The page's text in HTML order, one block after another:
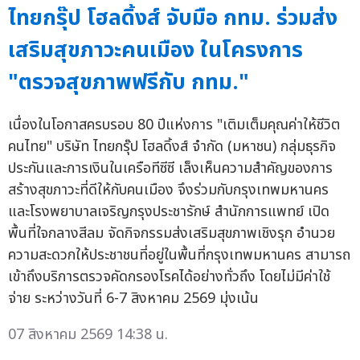
ไทยกรุ๊ป โฮลดิ้งส์ จับมือ กทม. ร่วมส่ง
เสริมสุขภาวะคนเมือง ในโครงการ
"ตรวจสุขภาพฟรีกับ กทม."
เนื่องในโอกาสครบรอบ 80 ปีแห่งการ "เติมเต็มคุณค่าให้ชีวิต
คนไทย" บริษัท ไทยกรุ๊ป โฮลดิ้งส์ จำกัด (มหาชน) กลุ่มธุรกิจ
ประกันและการเงินในเครือทีซีซี เล็งเห็นความสำคัญของการ
สร้างสุขภาวะที่ดีให้กับคนเมือง จึงร่วมกับกรุงเทพมหานคร
และโรงพยาบาลเจริญกรุงประชารักษ์ สำนักการแพทย์ เปิด
พื้นที่ใจกลางสีลม จัดกิจกรรมส่งเสริมสุขภาพเชิงรุก อำนวย
ความสะดวกให้ประชาชนที่อยู่ในพื้นที่กรุงเทพมหานคร สามารถ
เข้าถึงบริการตรวจคัดกรองโรคได้อย่างทั่วถึง โดยไม่มีค่าใช้
จ่าย ระหว่างวันที่ 6-7 สิงหาคม 2569 มุ่งเน้น
07 สิงหาคม 2569 14:38 น.